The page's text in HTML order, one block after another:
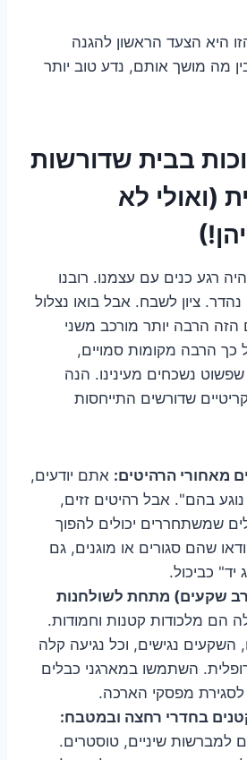
היא הצעד הראשון להגנה
מה מושך אותם, נדע טוב יותר
בבית שדורשות
(ואולי לא
רגע כנים עם עצמנו. רובנו
ציון לשבח. אבל בואו נצלול
הזה הרבה יותר מורכב משני
כך הרבה מקומות סמויים,
נשכחים מעינינו. הנה
שדורשים התייחסות
מאחורי הרהיטים: אתם יודעים,
בהם". אבל רהיטים זזים,
שמשתחררים יכולים להפוך
שהם סגורים או מוגנים, גם
כביכול.
שקעים) מתחת לשולחנות
הם מלכודות קטנות וחמודות.
נגישים, וכל נגיעה קלה
השתמשו במארגני כבלים
לסגירת מפסקי הארכה.
בחדרי רחצה ובמטבח:
למברשות שיניים, טוסטרים.